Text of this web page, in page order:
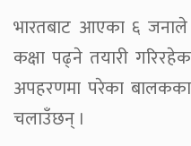
भारतबाट आएका ६ जनाले
कक्षा पढ्ने तयारी
अपहरणमा परेका
चलाउँछन् ।